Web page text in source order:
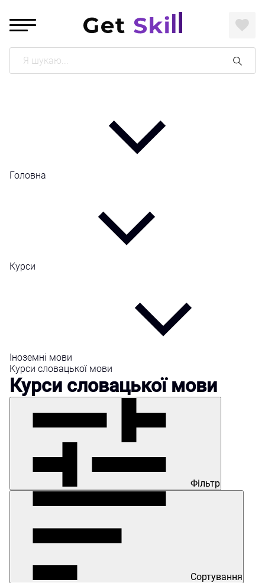
Поиск
Головна
Курси
Іноземні мови
Курси словацької мови
Курси словацької мови
Фільтр
Сортування